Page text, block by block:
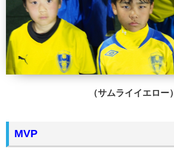
（サムライイエロー）
MVP